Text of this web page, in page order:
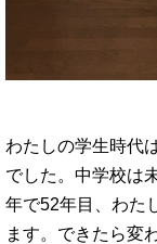
わたしの学生時代
でした。中学校は
年で52年目、わた
ます。できたら変